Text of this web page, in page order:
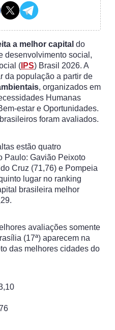
a melhor capital do
desenvolvimento social,
(IPS) Brasil 2026. A
da população a partir de
, organizados em
Humanas
estar e Oportunidades.
foram avaliados.
estão quatro
Paulo: Gavião Peixoto
Cruz (71,76) e Pompeia
lugar no ranking
brasileira melhor
avaliações somente
(17ª) aparecem na
das melhores cidades do